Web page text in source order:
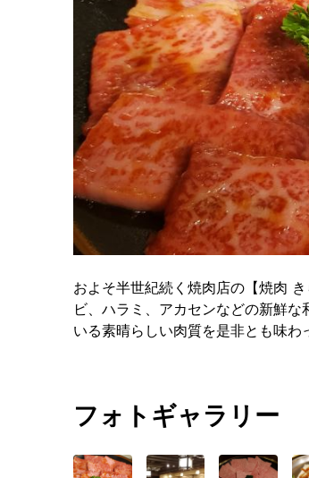
およそ半世紀続く焼肉店の【焼肉
ビ、ハラミ、アカセンなどの新鮮
いる素晴らしい肉質を是非とも味わ
フォトギャラリー